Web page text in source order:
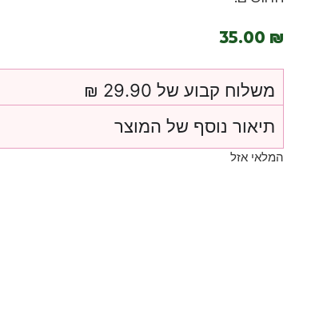
35.00 ₪
משלוח קבוע של 29.90 ₪
תיאור נוסף של המוצר
המלאי אזל